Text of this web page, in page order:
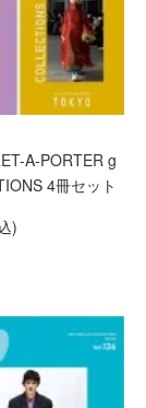
A-PORTER g
4冊セット
)